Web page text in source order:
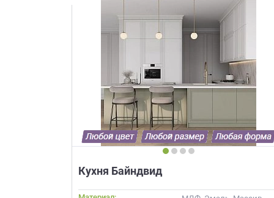
Кухня Байндвид